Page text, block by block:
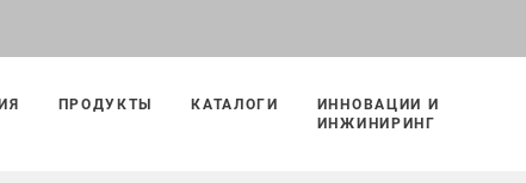
ПРОДУКТЫ КАТАЛОГИ
ИННОВАЦИИ И
ИНЖИНИРИНГ